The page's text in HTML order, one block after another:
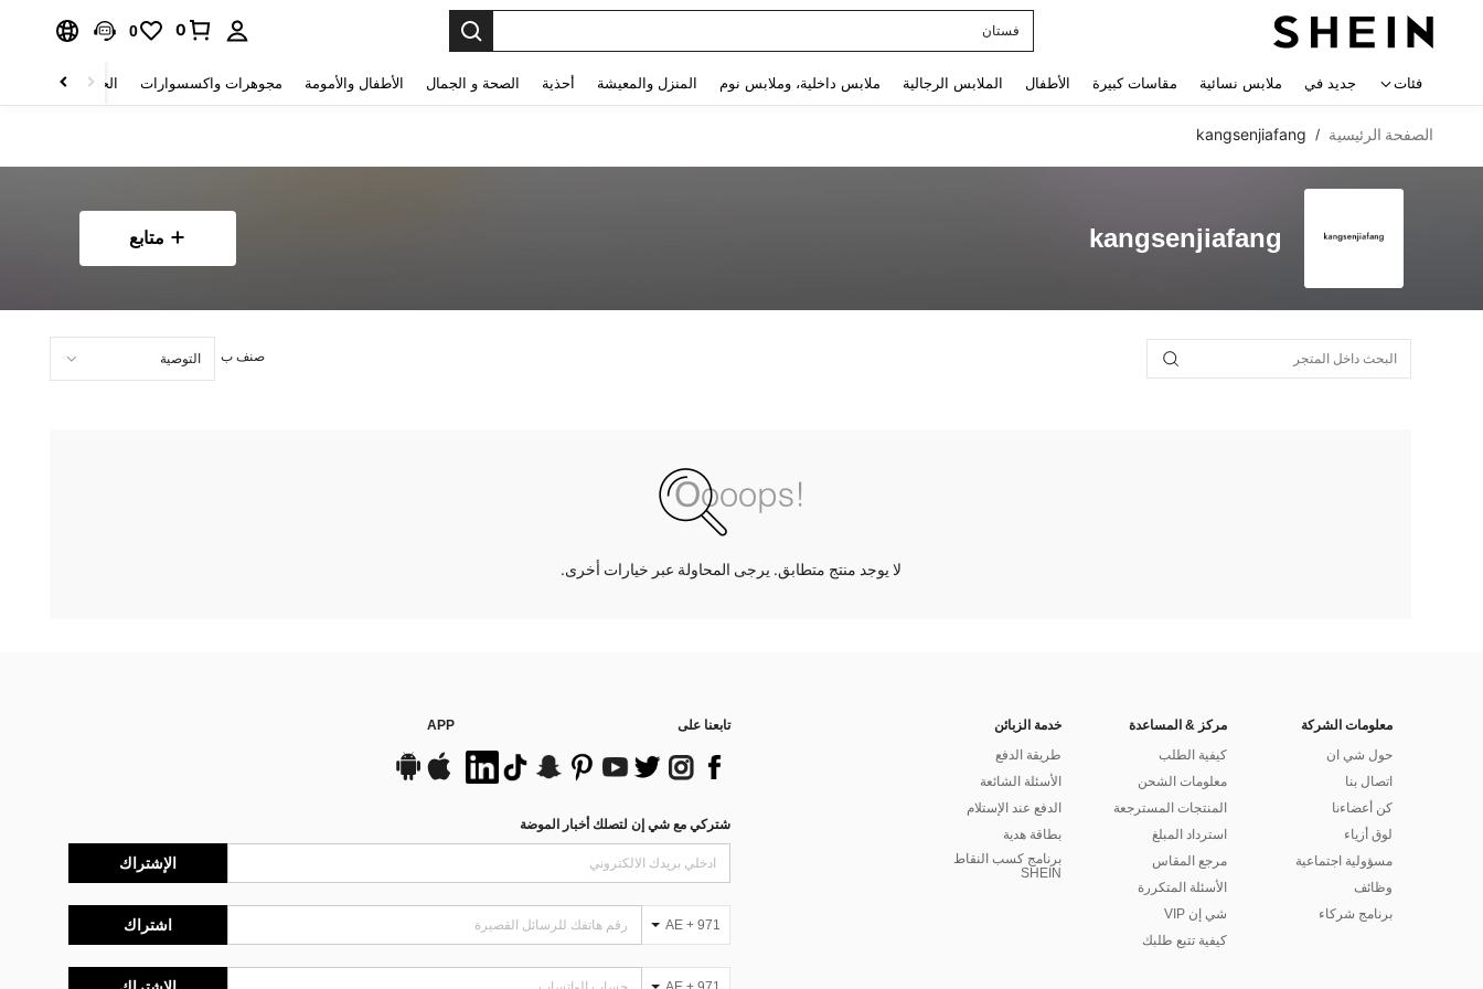
فستان
0
0
فئات جديد في ملابس نسائية مقاسات كبيرة الأطفال الملابس الرجالية ملابس داخلية، وملابس نوم المنزل والمعيشة أحذية الصحة و الجمال الأطفال والأمومة مجوهرات واكسسوارات الحقائب والأمتعة
الصفحة الرئيسية /
kangsenjiafang
kangsenjiafang متابع
صنف ب
لا يوجد منتج متطابق. يرجى المحاولة عبر خيارات أخرى.
معلومات الشركة
حول شي ان
اتصال بنا
كن أعضاءنا
لوق أزياء
مسؤولية اجتماعية
وظائف
برنامج شركاء
مركز & المساعدة
كيفية الطلب
معلومات الشحن
المنتجات المسترجعة
استرداد المبلغ
مرجع المقاس
الأسئلة المتكررة
شي إن VIP
كيفية تتبع طلبك
خدمة الزبائن
طريقة الدفع
الأسئلة الشائعة
الدفع عند الإستلام
بطاقة هدية
برنامج كسب النقاط
SHEIN
تابعنا على APP
شتركي مع شي إن لتصلك أخبار الموضة
الإشتراك
AE + 971 اشتراك